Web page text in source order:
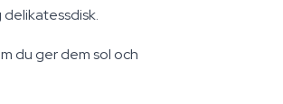
du ger dem sol och